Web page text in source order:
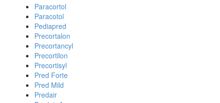
Paracortol
Paracotol
Pediapred
Precortalon
Precortancyl
Precortilon
Precortisyl
Pred Forte
Pred Mild
Predair